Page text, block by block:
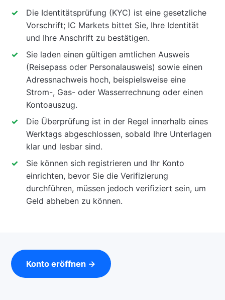
Die Identitätsprüfung (KYC) ist eine gesetzliche
Vorschrift; IC Markets bittet Sie, Ihre Identität
und Ihre Anschrift zu bestätigen.
Sie laden einen gültigen amtlichen Ausweis
(Reisepass oder Personalausweis) sowie einen
Adressnachweis hoch, beispielsweise eine
Strom-, Gas- oder Wasserrechnung oder einen
Kontoauszug.
Die Überprüfung ist in der Regel innerhalb eines
Werktags abgeschlossen, sobald Ihre Unterlagen
klar und lesbar sind.
Sie können sich registrieren und Ihr Konto
einrichten, bevor Sie die Verifizierung
durchführen, müssen jedoch verifiziert sein, um
Geld abheben zu können.
Konto eröffnen →